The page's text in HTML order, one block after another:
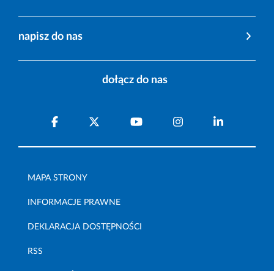
napisz do nas
dołącz do nas
MAPA STRONY
INFORMACJE PRAWNE
DEKLARACJA DOSTĘPNOŚCI
RSS